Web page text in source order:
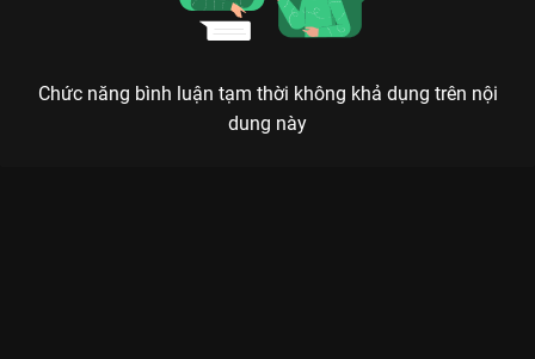
Chức năng bình luận tạm thời không khả dụng trên nội
dung này